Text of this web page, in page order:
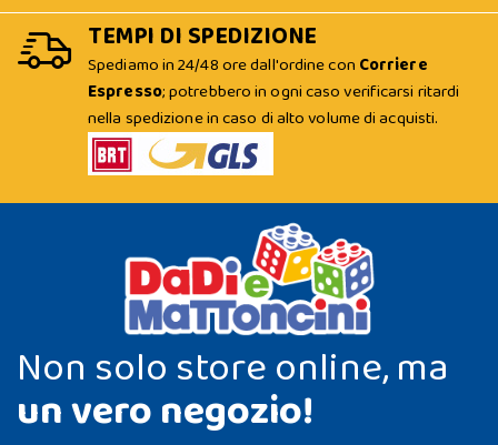
TEMPI DI SPEDIZIONE
Spediamo in 24/48 ore dall'ordine con Corriere
Espresso; potrebbero in ogni caso verificarsi ritardi
nella spedizione in caso di alto volume di acquisti.
Non solo store online, ma
un vero negozio!